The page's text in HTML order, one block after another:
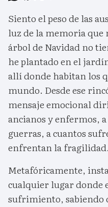
Siento el peso de las
luz de la memoria que
árbol de Navidad no
he plantado en el
allí donde habitan los
mundo. Desde ese
mensaje emocional
ancianos y enfermos,
guerras, a cuantos
enfrentan la fragilidad.
Metafóricamente,
cualquier lugar donde
sufrimiento, sabiendo